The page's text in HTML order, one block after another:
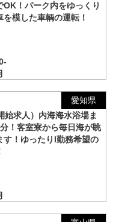
OK！パーク内をゆっくり
を模した車輌の運転！
愛知県
始求人）内海海水浴場ま
！客室寮から毎日海が眺
す！ゆったりl勤務希望の